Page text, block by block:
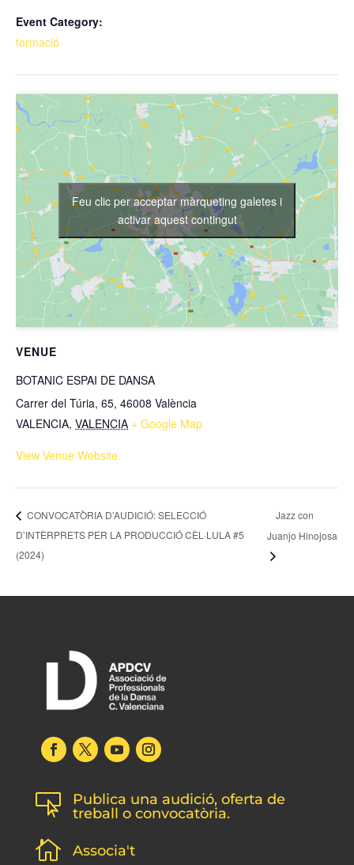
Event Category:
formació
VENUE
BOTANIC ESPAI DE DANSA
Carrer del Túria, 65, 46008 València
VALENCIA, VALENCIA + Google Map
View Venue Website
Feu clic per acceptar màrqueting galetes i
activar aquest contingut
CONVOCATÒRIA D’AUDICIÓ: SELECCIÓ
D’INTÈRPRETS PER LA PRODUCCIÓ CÈL·LULA #5
(2024)
Jazz con
Juanjo Hinojosa

Publica una audició, oferta de
treball o convocatòria.
 Associa't